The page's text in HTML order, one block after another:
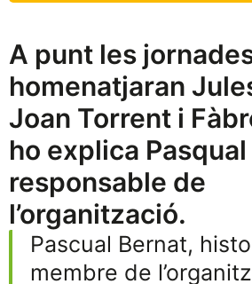
A punt les
homenatjaran
Joan Torrent i
ho explica
responsable de
l’organització.
Pascual Bernat,
membre de